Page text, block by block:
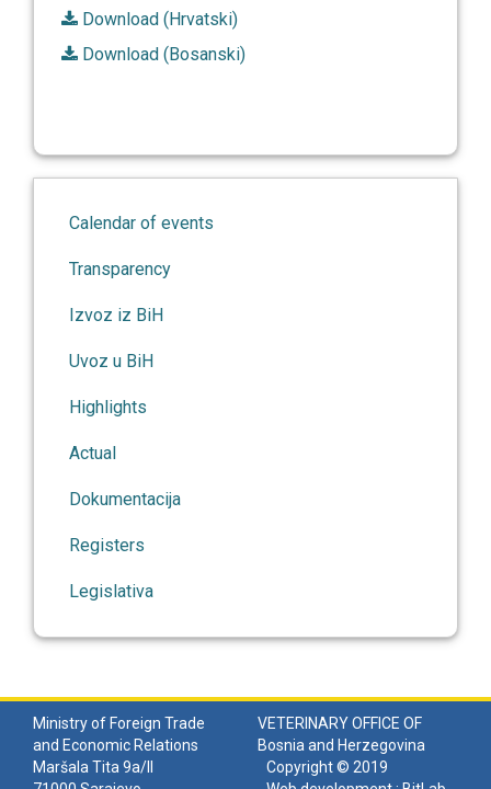
Download (Hrvatski)
Download (Bosanski)
Calendar of events
Transparency
Izvoz iz BiH
Uvoz u BiH
Highlights
Actual
Dokumentacija
Registers
Legislativa
Ministry of Foreign Trade
and Economic Relations
VETERINARY OFFICE OF
Bosnia and Herzegovina
Maršala Tita 9a/II
Copyright © 2019